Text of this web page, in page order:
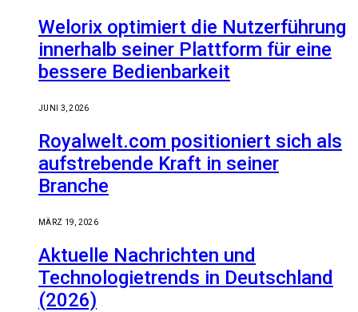
Welorix optimiert die Nutzerführung
innerhalb seiner Plattform für eine
bessere Bedienbarkeit
JUNI 3, 2026
Royalwelt.com positioniert sich als
aufstrebende Kraft in seiner
Branche
MÄRZ 19, 2026
Aktuelle Nachrichten und
Technologietrends in Deutschland
(2026)